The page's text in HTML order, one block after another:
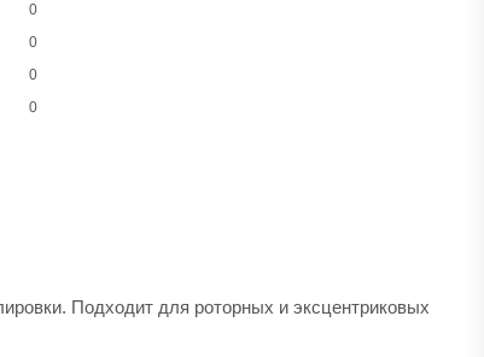
0
0
0
0
Подходит для роторных и эксцентриковых